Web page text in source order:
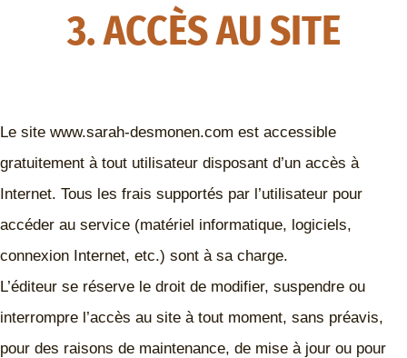
3. ACCÈS AU SITE
Le site www.sarah-desmonen.com est accessible
gratuitement à tout utilisateur disposant d’un accès à
Internet. Tous les frais supportés par l’utilisateur pour
accéder au service (matériel informatique, logiciels,
connexion Internet, etc.) sont à sa charge.
L’éditeur se réserve le droit de modifier, suspendre ou
interrompre l’accès au site à tout moment, sans préavis,
pour des raisons de maintenance, de mise à jour ou pour